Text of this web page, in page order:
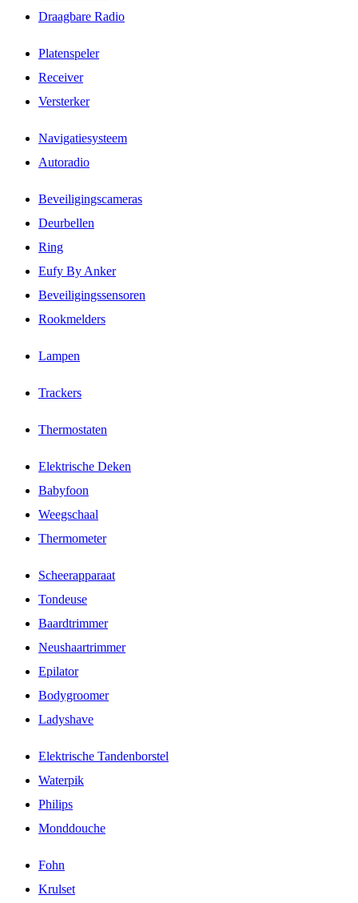
Draagbare Radio
Platenspeler
Receiver
Versterker
Navigatiesysteem
Autoradio
Beveiligingscameras
Deurbellen
Ring
Eufy By Anker
Beveiligingssensoren
Rookmelders
Lampen
Trackers
Thermostaten
Elektrische Deken
Babyfoon
Weegschaal
Thermometer
Scheerapparaat
Tondeuse
Baardtrimmer
Neushaartrimmer
Epilator
Bodygroomer
Ladyshave
Elektrische Tandenborstel
Waterpik
Philips
Monddouche
Fohn
Krulset